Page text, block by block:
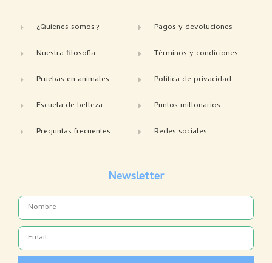
¿Quienes somos?
Nuestra filosofía
Pruebas en animales
Escuela de belleza
Preguntas frecuentes
Pagos y devoluciones
Términos y condiciones
Política de privacidad
Puntos millonarios
Redes sociales
Newsletter
Name
Email